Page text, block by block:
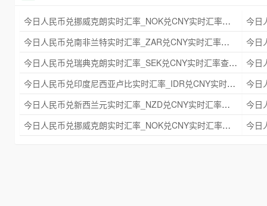
今日人民币兑挪威克朗实时汇率_NOK兑CNY实时汇率查询 2025年09月21日
今日人民币兑南非兰特实时汇率_ZAR兑CNY实时汇率查询 2025年09月21日
今日人民币兑瑞典克朗实时汇率_SEK兑CNY实时汇率查询 2025年09月21日
今日人民币兑印度尼西亚卢比实时汇率_IDR兑CNY实时汇率查询 2025年09月21日
今日人民币兑新西兰元实时汇率_NZD兑CNY实时汇率查询 2025年09月21日
今日人民币兑挪威克朗实时汇率_NOK兑CNY实时汇率查询 2025年09月21日